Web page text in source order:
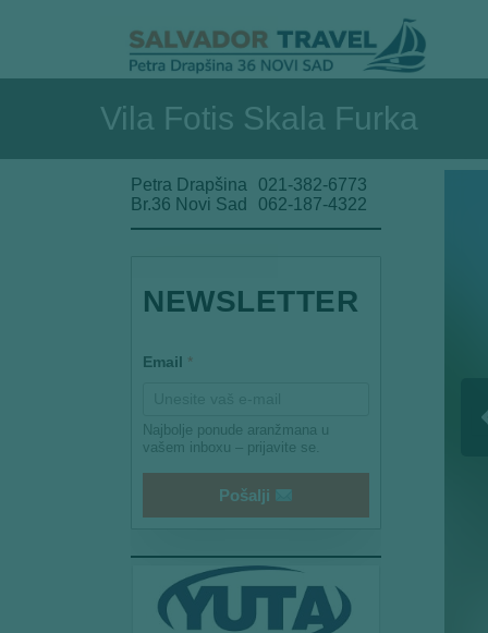
Vila Fotis Skala Furka
Petra Drapšina
Br.36 Novi Sad
021-382-6773
062-187-4322
m
a
E
i
l
i
NEWSLETTER
Email *
Najbolje ponude aranžmana u
vašem inboxu – prijavite se.
Pošalji